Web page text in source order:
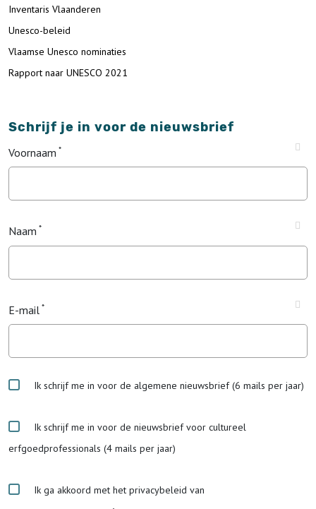
Inventaris Vlaanderen
Unesco-beleid
Vlaamse Unesco nominaties
Rapport naar UNESCO 2021
Schrijf je in voor de nieuwsbrief
Voornaam
Naam
E-mail
Ik schrijf me in voor de algemene nieuwsbrief (6 mails per jaar)
Ik schrijf me in voor de nieuwsbrief voor cultureel
erfgoedprofessionals (4 mails per jaar)
Ik ga akkoord met het privacybeleid van